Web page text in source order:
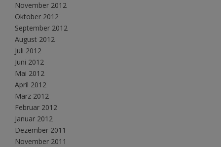
November 2012
Oktober 2012
September 2012
August 2012
Juli 2012
Juni 2012
Mai 2012
April 2012
März 2012
Februar 2012
Januar 2012
Dezember 2011
November 2011